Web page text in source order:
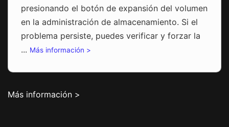
presionando el botón de expansión del volumen
en la administración de almacenamiento. Si el
problema persiste, puedes verificar y forzar la
... Más información >
Más información >